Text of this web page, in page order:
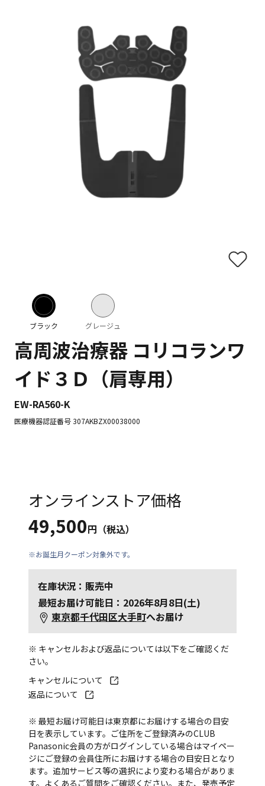
ブラック グレージュ
高周波治療器 コリコランワ
イド３Ｄ（肩専用）
EW-RA560-K
医療機器認証番号 307AKBZX00038000
オンラインストア価格
49,500円（税込）
※お誕生月クーポン対象外です。
在庫状況：販売中
最短お届け可能日：2026年8月8日(土)
東京都千代田区大手町へお届け
※ キャンセルおよび返品については以下をご確認くだ
さい。
キャンセルについて
返品について
※ 最短お届け可能日は東京都にお届けする場合の目安
日を表示しています。ご住所をご登録済みのCLUB
Panasonic会員の方がログインしている場合はマイペー
ジにご登録の会員住所にお届けする場合の目安日となり
ます。追加サービス等の選択により変わる場合がありま
す。 よくあるご質問をご確認ください。また、発売予定